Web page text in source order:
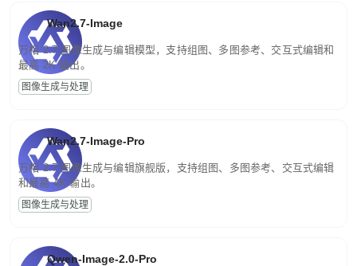
Wan2.7-Image
万相 2.7 图像生成与编辑模型，支持组图、多图参考、交互式编辑和
最高 2K 输出。
图像生成与处理
Wan2.7-Image-Pro
万相 2.7 图像生成与编辑旗舰版，支持组图、多图参考、交互式编辑
和最高 4K 输出。
图像生成与处理
Qwen-Image-2.0-Pro